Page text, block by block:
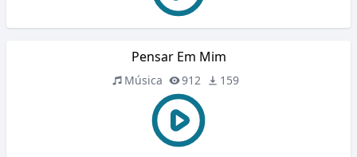
Pensar Em Mim
Música 912 159